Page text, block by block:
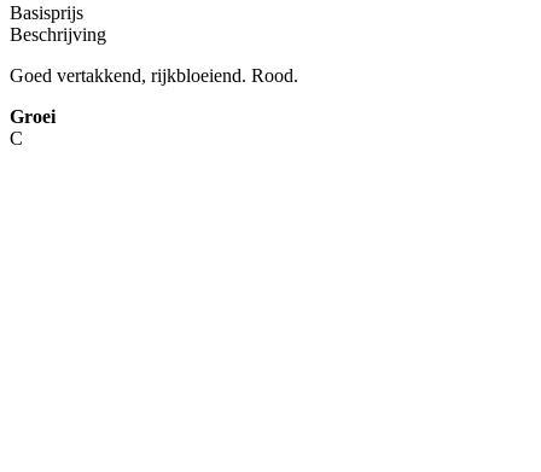
Basisprijs
Beschrijving
Goed vertakkend, rijkbloeiend. Rood.
Groei
C